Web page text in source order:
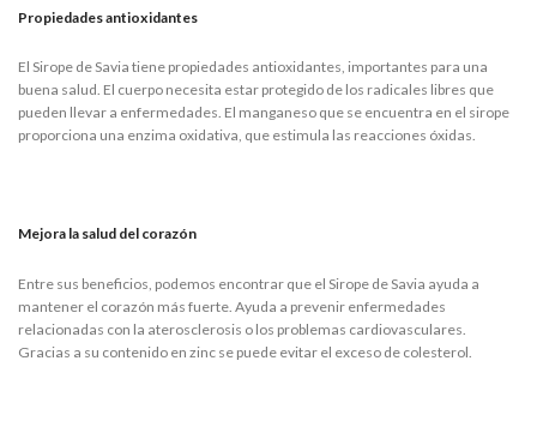
Propiedades antioxidantes
El Sirope de Savia tiene propiedades antioxidantes, importantes para una
buena salud. El cuerpo necesita estar protegido de los radicales libres que
pueden llevar a enfermedades. El manganeso que se encuentra en el sirope
proporciona una enzima oxidativa, que estimula las reacciones óxidas.
Mejora la salud del corazón
Entre sus beneficios, podemos encontrar que el Sirope de Savia ayuda a
mantener el corazón más fuerte. Ayuda a prevenir enfermedades
relacionadas con la aterosclerosis o los problemas cardiovasculares.
Gracias a su contenido en zinc se puede evitar el exceso de colesterol.